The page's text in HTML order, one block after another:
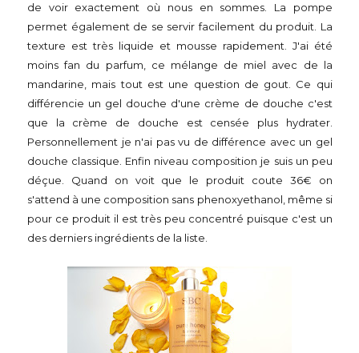
de voir exactement où nous en sommes. La pompe
permet également de se servir facilement du produit. La
texture est très liquide et mousse rapidement. J'ai été
moins fan du parfum, ce mélange de miel avec de la
mandarine, mais tout est une question de gout. Ce qui
différencie un gel douche d'une crème de douche c'est
que la crème de douche est censée plus hydrater.
Personnellement je n'ai pas vu de différence avec un gel
douche classique. Enfin niveau composition je suis un peu
déçue. Quand on voit que le produit coute 36€ on
s'attend à une composition sans phenoxyethanol, même si
pour ce produit il est très peu concentré puisque c'est un
des derniers ingrédients de la liste.